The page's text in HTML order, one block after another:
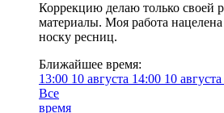
Коррекцию делаю только своей
материалы. Моя работа
носку ресниц.
Ближайшее время:
13:00 10 августа 14:00 10 августа
Все
время